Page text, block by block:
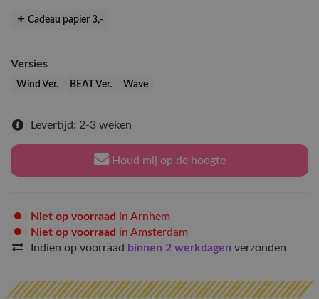
Cadeau papier 3,-
Versies
Wind Ver. BEAT Ver. Wave
Levertijd: 2-3 weken
Houd mij op de hoogte
Niet op voorraad in Arnhem
Niet op voorraad in Amsterdam
Indien op voorraad binnen 2 werkdagen verzonden